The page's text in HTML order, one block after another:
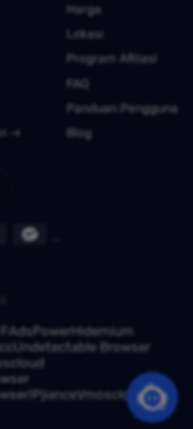
Harga
Lokasi
Program Afiliasi
FAQ
Panduan Pengguna
Blog
AdsPowerHidemium
Undetectable Browser
IPjianceVmoscloud